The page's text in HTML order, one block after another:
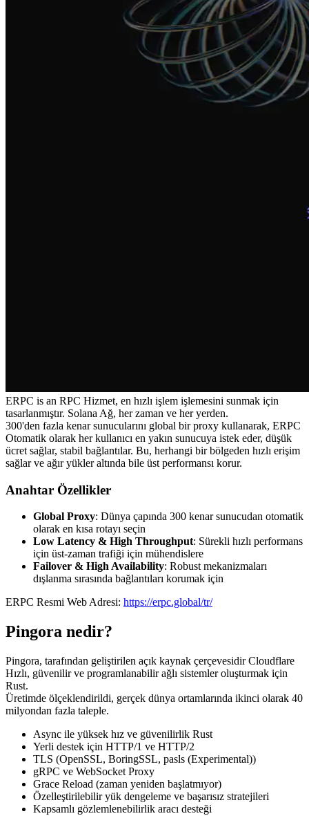
ERPC is an RPC Hizmet, en hızlı işlem işlemesini sunmak için
tasarlanmıştır. Solana Ağ, her zaman ve her yerden.
300'den fazla kenar sunucularını global bir proxy kullanarak, ERPC
Otomatik olarak her kullanıcı en yakın sunucuya istek eder, düşük
ücret sağlar, stabil bağlantılar. Bu, herhangi bir bölgeden hızlı erişim
sağlar ve ağır yükler altında bile üst performansı korur.
Anahtar Özellikler
Global Proxy: Dünya çapında 300 kenar sunucudan otomatik
olarak en kısa rotayı seçin
Low Latency & High Throughput: Sürekli hızlı performans
için üst-zaman trafiği için mühendislere
Failover & High Availability: Robust mekanizmaları
dışlanma sırasında bağlantıları korumak için
ERPC Resmi Web Adresi: https://erpc.global/tr/
Pingora nedir?
Pingora, tarafından geliştirilen açık kaynak çerçevesidir Cloudflare
Hızlı, güvenilir ve programlanabilir ağlı sistemler oluşturmak için
Rust.
Üretimde ölçeklendirildi, gerçek dünya ortamlarında ikinci olarak 40
milyondan fazla taleple.
Async ile yüksek hız ve güvenilirlik Rust
Yerli destek için HTTP/1 ve HTTP/2
TLS (OpenSSL, BoringSSL, pasls (Experimental))
gRPC ve WebSocket Proxy
Grace Reload (zaman yeniden başlatmıyor)
Özelleştirilebilir yük dengeleme ve başarısız stratejileri
Kapsamlı gözlemlenebilirlik aracı desteği